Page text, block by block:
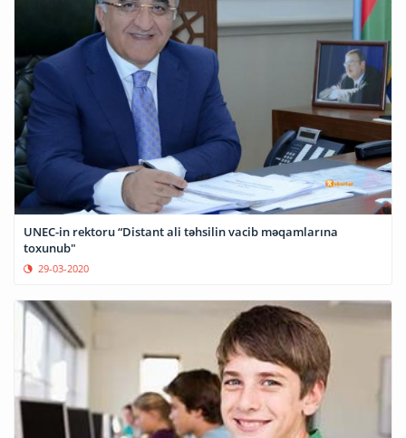
UNEC-in rektoru “Distant ali təhsilin vacib məqamlarına
toxunub"
29-03-2020